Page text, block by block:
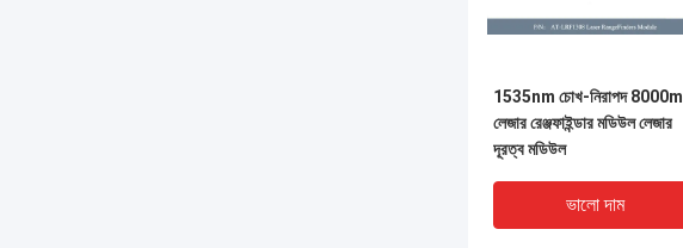
1535nm চোখ-নিরাপদ 8000m
লেজার রেঞ্জফাইন্ডার মডিউল লেজার
দূরত্ব মডিউল
ভালো দাম